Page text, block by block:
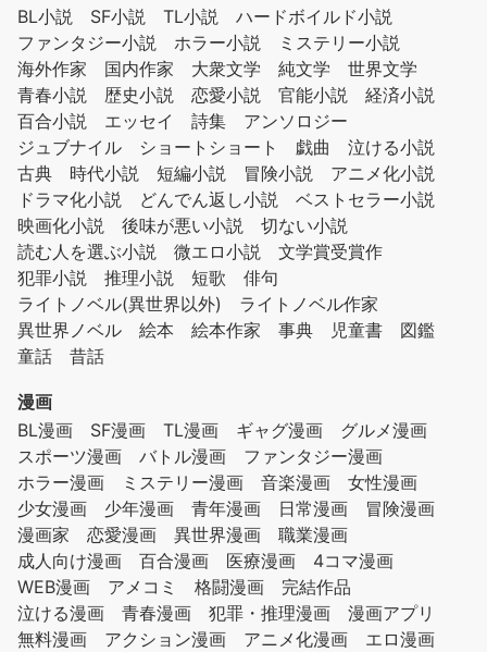
BL小説
SF小説 TL小説
ハードボイルド小説
ファンタジー小説
ホラー小説
ミステリー小説
海外作家
国内作家 大衆文学 純文学
世界文学
青春小説
歴史小説 恋愛小説 官能小説
経済小説
百合小説
エッセイ 詩集
アンソロジー
ジュブナイル
ショートショート 戯曲
泣ける小説
古典
時代小説 短編小説 冒険小説
アニメ化小説
ドラマ化小説
どんでん返し小説
ベストセラー小説
映画化小説
後味が悪い小説
切ない小説
読む人を選ぶ小説
微エロ小説
文学賞受賞作
犯罪小説
推理小説 短歌
俳句
ライトノベル(異世界以外)
ライトノベル作家
異世界ノベル
絵本 絵本作家 事典 児童書
図鑑
童話
昔話
漫画
BL漫画
SF漫画 TL漫画 ギャグ漫画
グルメ漫画
スポーツ漫画
バトル漫画
ファンタジー漫画
ホラー漫画
ミステリー漫画 音楽漫画
女性漫画
少女漫画
少年漫画 青年漫画 日常漫画
冒険漫画
漫画家
恋愛漫画 異世界漫画
職業漫画
成人向け漫画
百合漫画 医療漫画
4コマ漫画
WEB漫画
アメコミ 格闘漫画
完結作品
泣ける漫画
青春漫画 犯罪・推理漫画
漫画アプリ
無料漫画
アクション漫画 アニメ化漫画
エロ漫画